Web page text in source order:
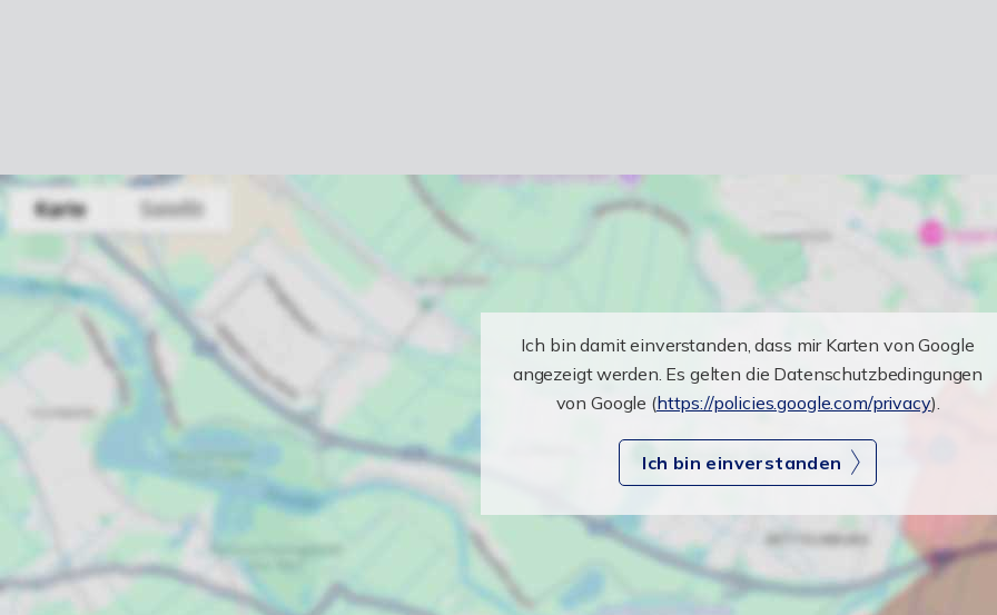
Ich bin damit einverstanden, dass mir Karten von Google
angezeigt werden. Es gelten die Datenschutzbedingungen
von Google (https://policies.google.com/privacy).
Ich bin einverstanden